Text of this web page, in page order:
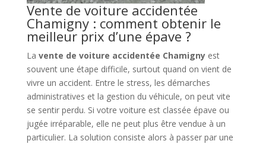
Vente de voiture accidentée
Chamigny : comment obtenir le
meilleur prix d’une épave ?
La vente de voiture accidentée Chamignyest
souvent une étape difficile, surtout quand on vient de
vivre un accident. Entre le stress, les démarches
administratives et la gestion du véhicule, on peut vite
se sentir perdu. Si votre voiture est classée épave ou
jugée irréparable, elle ne peut plus être vendue à un
particulier. La solution consiste alors à passer par une